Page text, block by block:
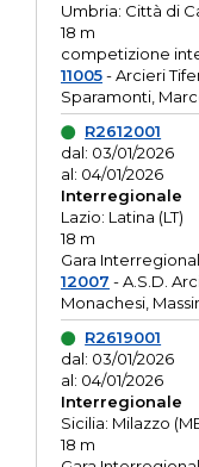
Umbria: Città di
18 m
competizione
11005- Arcieri
Sparamonti,
R2612001
dal: 03/01/2026
al: 04/01/2026
Interregionale
Lazio: Latina (LT)
18 m
Gara
12007 - A.S.D.
Monachesi,
R2619001
dal: 03/01/2026
al: 04/01/2026
Interregionale
Sicilia: Milazzo
18 m